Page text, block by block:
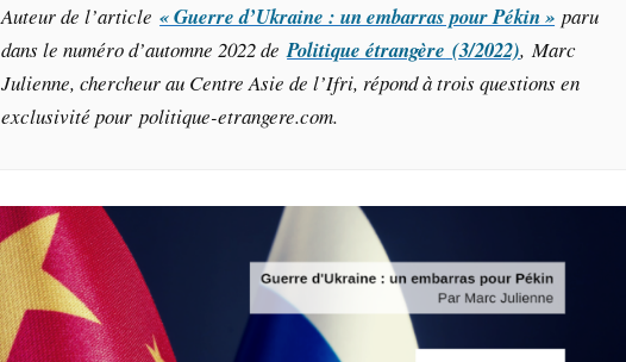
Auteur de l’article« Guerre d’Ukraine : un embarras pour Pékin » paru
dans le numéro d’automne 2022 dePolitique étrangère (3/2022), Marc
Julienne, chercheur au Centre Asie de l’Ifri, répond à trois questions en
exclusivité pour politique-etrangere.com.